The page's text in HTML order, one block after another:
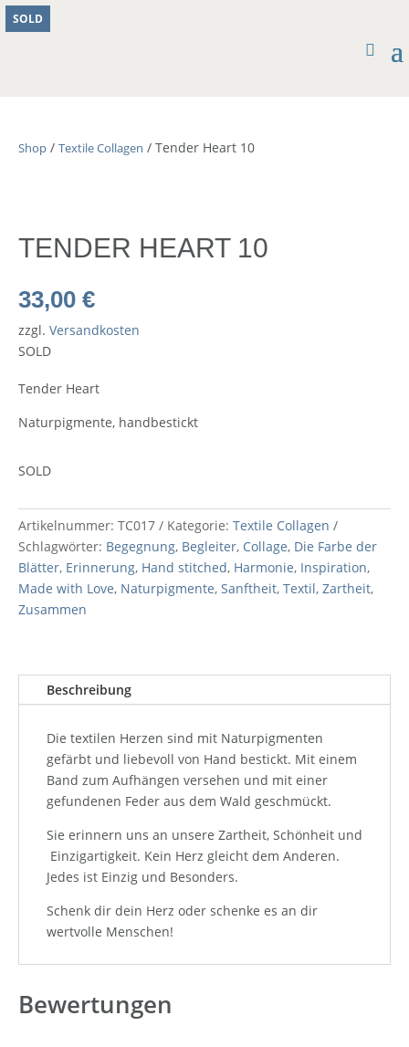
SOLD
Shop / Textile Collagen / Tender Heart 10
TENDER HEART 10
33,00 €
zzgl. Versandkosten
SOLD
Tender Heart
Naturpigmente, handbestickt
SOLD
Artikelnummer: TC017 Kategorie: Textile Collagen
Schlagwörter: Begegnung, Begleiter, Collage, Die Farbe der
Blätter, Erinnerung, Hand stitched, Harmonie, Inspiration,
Made with Love, Naturpigmente, Sanftheit, Textil, Zartheit,
Zusammen
Beschreibung
Die textilen Herzen sind mit Naturpigmenten
gefärbt und liebevoll von Hand bestickt. Mit einem
Band zum Aufhängen versehen und mit einer
gefundenen Feder aus dem Wald geschmückt.
Sie erinnern uns an unsere Zartheit, Schönheit und
Einzigartigkeit. Kein Herz gleicht dem Anderen.
Jedes ist Einzig und Besonders.
Schenk dir dein Herz oder schenke es an dir
wertvolle Menschen!
Bewertungen